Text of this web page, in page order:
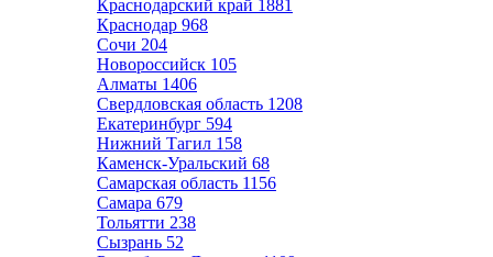
Краснодарский край 1881
Краснодар 968
Сочи 204
Новороссийск 105
Алматы 1406
Свердловская область 1208
Екатеринбург 594
Нижний Тагил 158
Каменск-Уральский 68
Самарская область 1156
Самара 679
Тольятти 238
Сызрань 52